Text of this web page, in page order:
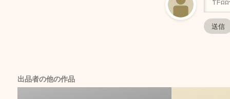
出品者の他の作品